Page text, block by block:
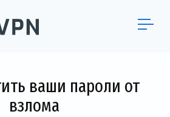
ваши пароли от
взлома